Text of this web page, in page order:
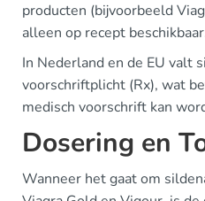
producten (bijvoorbeeld
alleen op recept
In Nederland en de EU valt
voorschriftplicht (Rx), wat
medisch voorschrift kan
Dosering en
Wanneer het gaat om